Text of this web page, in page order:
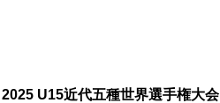
U15近代五種世界選手権大会